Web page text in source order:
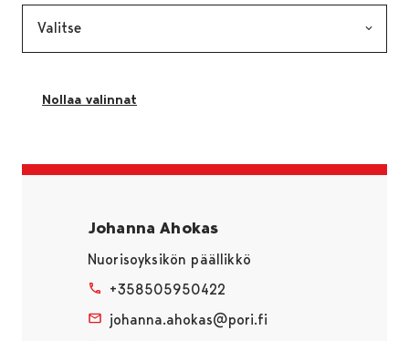
Nollaa valinnat
Sivu latautuu uudestaan ilman suodatuksia
Johanna Ahokas
Nuorisoyksikön päällikkö
+358505950422
johanna.ahokas@pori.fi